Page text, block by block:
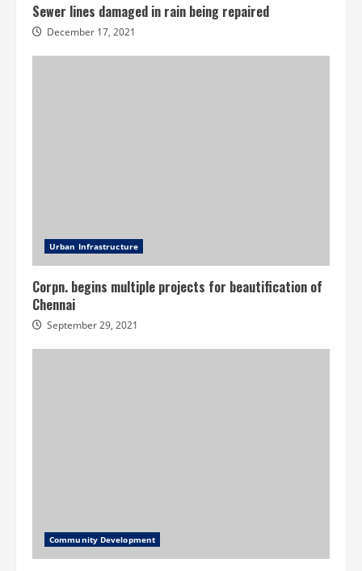
Sewer lines damaged in rain being repaired
December 17, 2021
Urban Infrastructure
Corpn. begins multiple projects for beautification of
Chennai
September 29, 2021
Community Development